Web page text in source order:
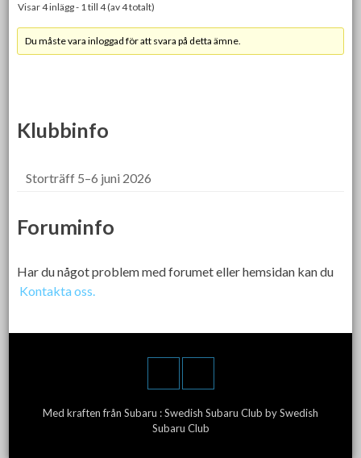
Visar 4 inlägg - 1 till 4 (av 4 totalt)
Du måste vara inloggad för att svara på detta ämne.
Klubbinfo
Storträff 5–6 juni 2026
Foruminfo
Har du något problem med forumet eller hemsidan kan du
Kontakta oss.
Med kraften från Subaru :Swedish Subaru Club by Swedish
Subaru Club